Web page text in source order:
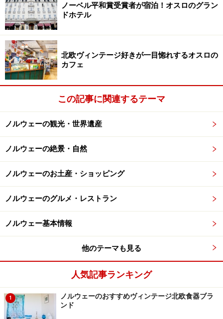
時差
中央ヨーロッパ時間（CET）を採用しており、日本との
時差は8時間、サマータイム期間は時差は7時間となりま
す。日本時間マイナス7（8）時間＝ノルウェー時間で
す。
日本からノルウェーへのアクセス、
直行便はなく、ヨーロッパ内での乗り換え
要
ノーベル平和賞受賞者が宿泊！オスロのグラン
ドホテル
北欧ヴィンテージ好きが一目惚れするオスロの
カフェ
この記事に関連するテーマ
ノルウェーの観光・世界遺産
ノルウェーの絶景・自然
ノルウェーのお土産・ショッピング
ノルウェーのグルメ・レストラン
ノルウェー基本情報
他のテーマも見る
人気記事ランキング
1
ノルウェーのおすすめヴィンテージ北欧食器ブラ
ンド